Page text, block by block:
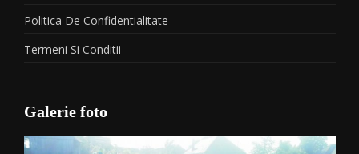
Politica De Confidentialitate
Termeni Si Conditii
Galerie foto